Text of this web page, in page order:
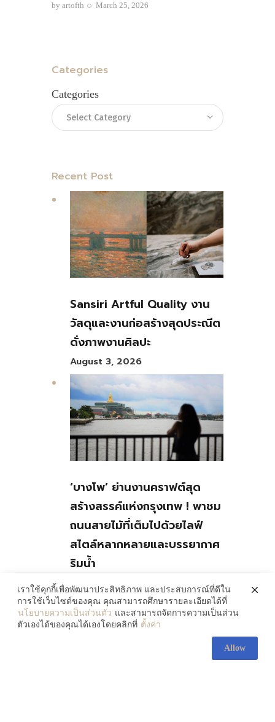
by artofth March 25, 2026
Categories
Categories
Recent Post
Sansiri Artful Quality งาน
วัสดุและงานก่อสร้างสุดประณีต
ดั่งภาพงานศิลปะ
August 3, 2026
‘บางโพ’ ย่านงานคราฟต์สุด
สร้างสรรค์แห่งกรุงเทพ ! พาชม
ถนนสายไม้ที่เต็มไปด้วยไลฟ์
สไตล์หลากหลายและบรรยากาศ
ริมน้ำ
July 30, 2026
เราใช้คุกกี้เพื่อพัฒนาประสิทธิภาพ และประสบการณ์ที่ดีใน
การใช้เว็บไซต์ของคุณ คุณสามารถศึกษารายละเอียดได้ที่
นโยบายความเป็นส่วนตัว และสามารถจัดการความเป็นส่วน
ตัวเองได้ของคุณได้เองโดยคลิกที่ ตั้งค่า
Allow